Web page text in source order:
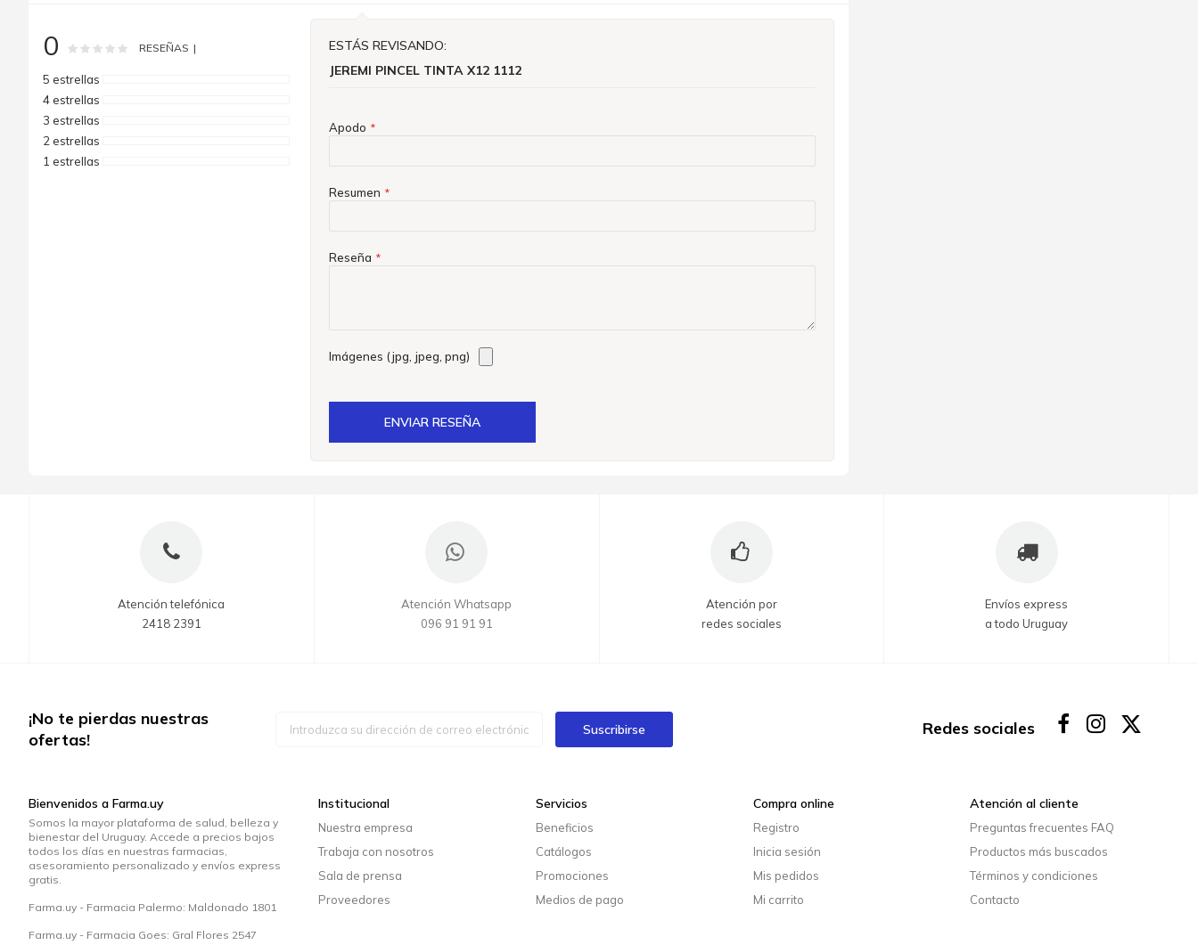
0 Rating: % of100
RESEÑAS
5 estrellas
4 estrellas
3 estrellas
2 estrellas
1 estrellas
ESTÁS REVISANDO:
JEREMI PINCEL TINTA X12 1112
Apodo
Resumen
Reseña
Imágenes (jpg, jpeg, png)
ENVIAR RESEÑA
Atención telefónica
2418 2391
Atención Whatsapp
096 91 91 91
Atención por
redes sociales
Envíos express
a todo Uruguay
¡No te pierdas nuestras
ofertas!
Suscribirse Redes sociales
Bienvenidos a Farma.uy
Somos la mayor plataforma de salud, belleza y
bienestar del Uruguay. Accede a precios bajos
todos los días en nuestras farmacias,
asesoramiento personalizado y envíos express
gratis.
Farma.uy - Farmacia Palermo: Maldonado 1801
Farma.uy - Farmacia Goes: Gral Flores 2547
Institucional
Nuestra empresa
Trabaja con nosotros
Sala de prensa
Proveedores
Servicios
Beneficios
Catálogos
Promociones
Medios de pago
Compra online
Registro
Inicia sesión
Mis pedidos
Mi carrito
Atención al cliente
Preguntas frecuentes FAQ
Productos más buscados
Términos y condiciones
Contacto